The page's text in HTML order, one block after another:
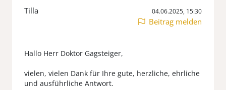
Tilla 04.06.2025, 15:30
Beitrag melden
Hallo Herr Doktor Gagsteiger,
vielen, vielen Dank für Ihre gute, herzliche, ehrliche
und ausführliche Antwort.